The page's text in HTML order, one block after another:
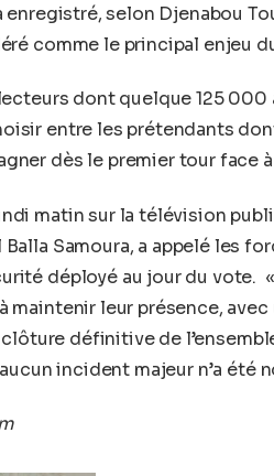
enregistré, selon Djenabou
comme le principal enjeu
dont quelque 125 000
entre les prétendants
dès le premier tour face
matin sur la télévision
Samoura, a appelé les
déployé au jour du vote.
maintenir leur présence,
définitive de
incident majeur n’a été